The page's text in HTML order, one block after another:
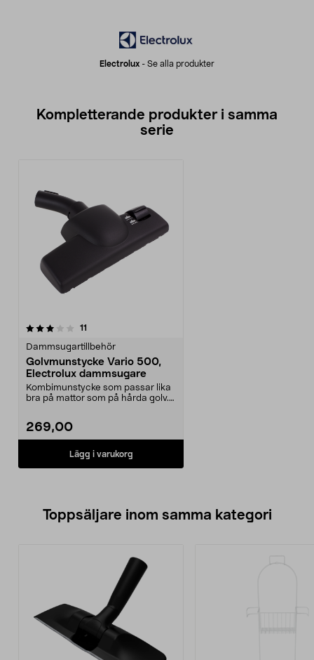
Electrolux - Se alla produkter
Kompletterande produkter i samma
serie
11
Dammsugartillbehör
Golvmunstycke Vario 500,
Electrolux dammsugare
Kombimunstycke som passar lika
bra på mattor som på hårda golv.
269,00
Lägg i varukorg
Toppsäljare inom samma kategori